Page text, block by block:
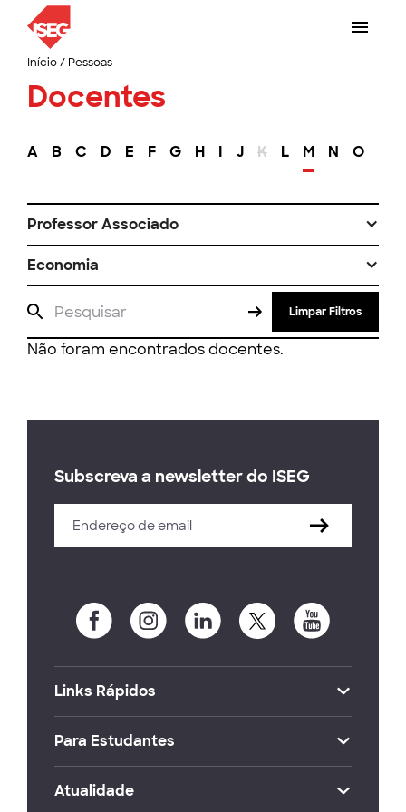
Início/ Pessoas
Docentes
A B C D E F G H I J K L M N O
Professor Associado
Economia
Limpar Filtros
Não foram encontrados docentes.
Subscreva a newsletter do ISEG
Links Rápidos
Para Estudantes
Atualidade